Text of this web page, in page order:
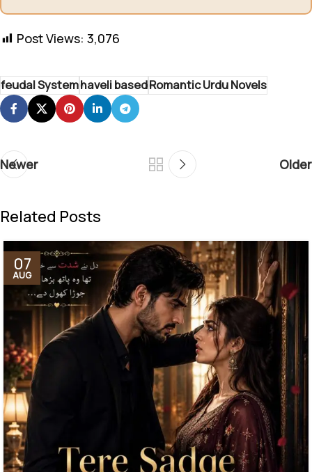
Post Views: 3,076
feudal Systemhaveli basedRomantic Urdu Novels
Newer Older
Related Posts
07
AUG